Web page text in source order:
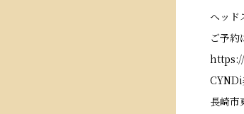
ヘッド
ご予約
CYNDi
長崎市